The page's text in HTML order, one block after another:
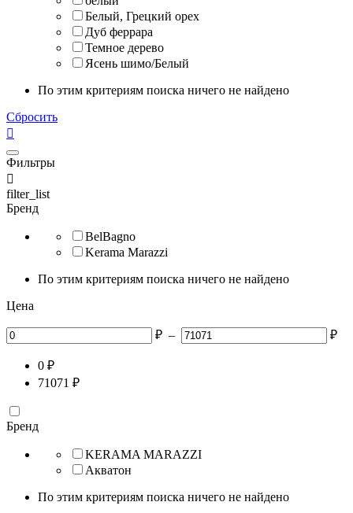
Белый, Грецкий орех
Дуб феррара
Темное дерево
Ясень шимо/Белый
По этим критериям поиска ничего не найдено
Сбросить

Фильтры

filter_list
Бренд
BelBagno
Kerama Marazzi
По этим критериям поиска ничего не найдено
Цена
₽ – ₽
0 ₽
71071 ₽
Бренд
KERAMA MARAZZI
Акватон
По этим критериям поиска ничего не найдено